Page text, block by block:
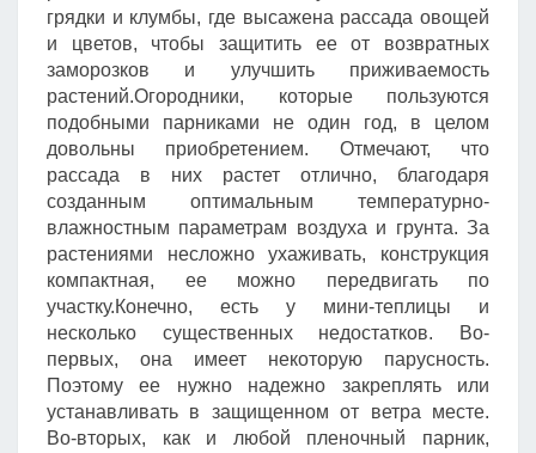
грядки и клумбы, где высажена рассада овощей
и цветов, чтобы защитить ее от возвратных
заморозков и улучшить приживаемость
растений.Огородники, которые пользуются
подобными парниками не один год, в целом
довольны приобретением. Отмечают, что
рассада в них растет отлично, благодаря
созданным оптимальным температурно-
влажностным параметрам воздуха и грунта. За
растениями несложно ухаживать, конструкция
компактная, ее можно передвигать по
участку.Конечно, есть у мини-теплицы и
несколько существенных недостатков. Во-
первых, она имеет некоторую парусность.
Поэтому ее нужно надежно закреплять или
устанавливать в защищенном от ветра месте.
Во-вторых, как и любой пленочный парник,